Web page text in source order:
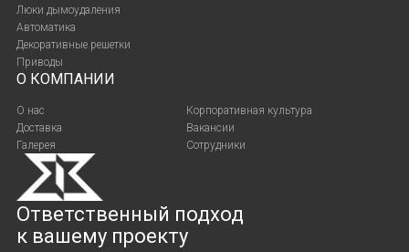
Люки дымоудаления
Автоматика
Декоративные решетки
Приводы
О КОМПАНИИ
О нас
Доставка
Галерея
Корпоративная культура
Вакансии
Сотрудники
Ответственный подход
к вашему проекту